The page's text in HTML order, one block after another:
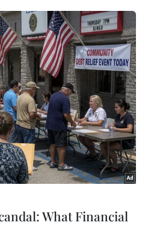
#Bầu cử Tổng thống Mỹ 2016
What Financial